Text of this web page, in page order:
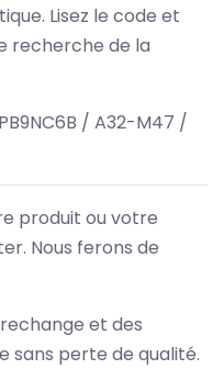
Lisez le code et
recherche de la
/ A32-M47 /
produit ou votre
Nous ferons de
et des
sans perte de qualité.